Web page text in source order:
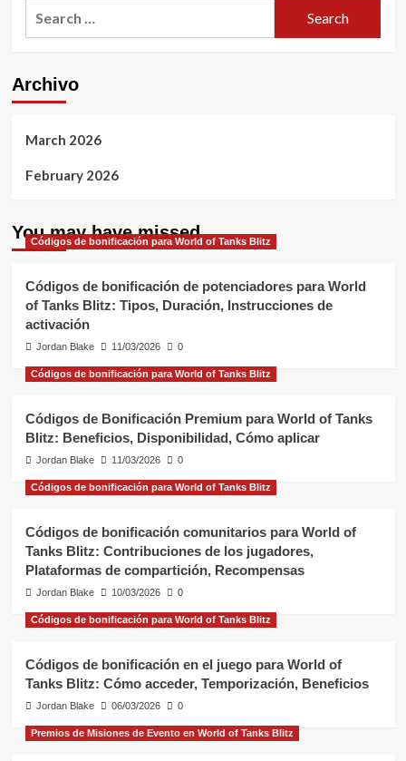
Archivo
March 2026
February 2026
You may have missed
Códigos de bonificación para World of Tanks Blitz
Códigos de bonificación de potenciadores para World
of Tanks Blitz: Tipos, Duración, Instrucciones de
activación
Jordan Blake 11/03/2026 0
Códigos de bonificación para World of Tanks Blitz
Códigos de Bonificación Premium para World of Tanks
Blitz: Beneficios, Disponibilidad, Cómo aplicar
Jordan Blake 11/03/2026 0
Códigos de bonificación para World of Tanks Blitz
Códigos de bonificación comunitarios para World of
Tanks Blitz: Contribuciones de los jugadores,
Plataformas de compartición, Recompensas
Jordan Blake 10/03/2026 0
Códigos de bonificación para World of Tanks Blitz
Códigos de bonificación en el juego para World of
Tanks Blitz: Cómo acceder, Temporización, Beneficios
Jordan Blake 06/03/2026 0
Premios de Misiones de Evento en World of Tanks Blitz